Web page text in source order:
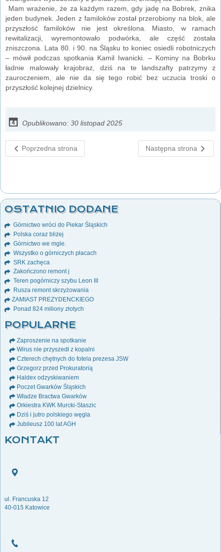
Mam wrażenie, że za każdym razem, gdy jadę na Bobrek, znika
jeden budynek. Jeden z familoków został przerobiony na blok, ale
przyszłość familoków nie jest określona. Miasto, w ramach
rewitalizacji, wyremontowało podwórka, ale część została
zniszczona. Lata 80. i 90. na Śląsku to koniec osiedli robotniczych
– mówił podczas spotkania Kamil Iwanicki. – Kominy na Bobrku
ładnie malowały krajobraz, dziś na te landszafty patrzymy z
zauroczeniem, ale nie da się tego robić bez uczucia troski o
przyszłość kolejnej dzielnicy.
Opublikowano: 30 listopad 2025
Poprzedna strona Następna strona
OSTATNIO DODANE
Górnictwo wróci do Piekar Śląskich
Polska coraz bliżej
Górnictwo we mgle.
Wszystko o górniczych płacach
SRK zachęca
Zakończono remont j
Teren pogórniczy szybu Leon III
Rusza remont skrzyżowania
ZAMIAST PREZYDENCKIEGO
Ponad 824 miliony złotych
POPULARNE
Zaproszenie na spotkanie
Wirus nie przyszedł z kopalni
Czterech chętnych do fotela prezesa JSW
Grzegorz przed Prokuratorią
Haldex odzyskiwaniem
Poczet Gwarków Śląskich
Władze Bractwa Gwarków
Orkiestra KWK Murcki-Staszic
Dziś i jutro polskiego węgla
Jubileusz 100 lat AGH
KONTAKT
ul. Francuska 12
40-015 Katowice